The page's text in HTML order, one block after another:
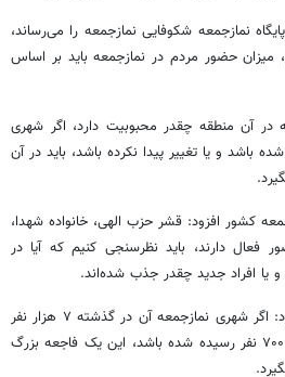
حاجی علی اکبری یادآور شد: ۹۰۰ پایگاه نمازجمعه شکوفایی نمازجمعه را می‌رساند،
میزان حضور مردم در نمازجمعه باید بر اساس
در آن منطقه چقدر محبوبیت دارد، اگر شهری
باشد و یا تغییر پیدا نکرده باشد، باید در آن
کشور افزود: قشر حزب الهی، خانواده شهدا،
دارند، باید نظرسنجی کنیم که آیا در
یا افراد جدید چقدر جذب شده‌اند.
امام جمعه موقت تهران عنوان کرد: اگر شهری نمازجمعه آن در گذشته ۷ هزار نفر
جمعیت داشته باشد و امروزه به ۷۰۰ نفر رسیده شده باشد، این یک فاجعه بزرگ